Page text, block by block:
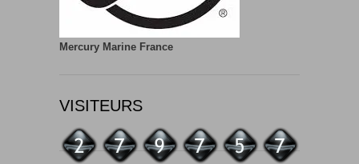
Mercury Marine France
VISITEURS